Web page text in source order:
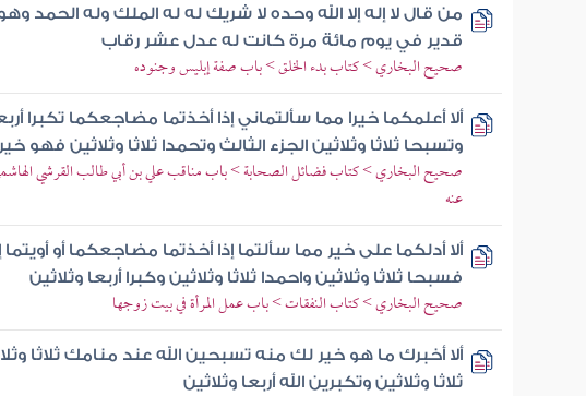
من قال لا إله إلا الله وحده لا شريك له له الملك وله
قدير في يوم مائة مرة كانت له عدل عشر رقاب
صحيح البخاري > كتاب بدء الخلق > باب صفة إبليس وجنوده
ألا أعلمكما خيرا مما سألتماني إذا أخذتما مضاجعكما تكبرا
وتسبحا ثلاثا وثلاثين الجزء الثالث وتحمدا ثلاثا وثلاثين فهو
صحيح البخاري > كتاب فضائل الصحابة > باب مناقب علي بن أبي طالب القرشي
عنه
ألا أدلكما على خير مما سألتما إذا أخذتما مضاجعكما أو
فسبحا ثلاثا وثلاثين واحمدا ثلاثا وثلاثين وكبرا أربعا وثلاثين
صحيح البخاري > كتاب النفقات > باب عمل المرأة في بيت زوجها
ألا أخبرك ما هو خير لك منه تسبحين الله عند منامك ثلاثا
ثلاثا وثلاثين وتكبرين الله أربعا وثلاثين